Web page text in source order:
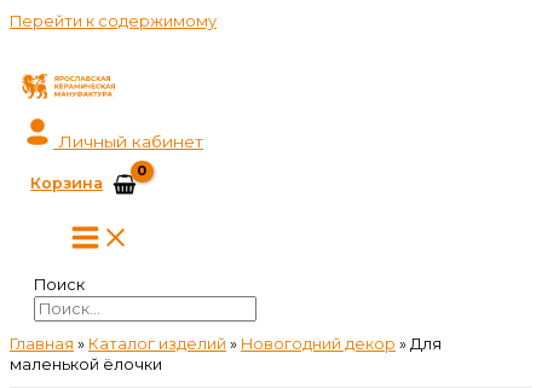
Перейти к содержимому
Личный кабинет
Корзина
Поиск
Главная » Каталог изделий » Новогодний декор » Для
маленькой ёлочки